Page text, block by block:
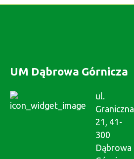
UM Dąbrowa Górnicza
ul.
Graniczna
21, 41-
300
Dąbrowa